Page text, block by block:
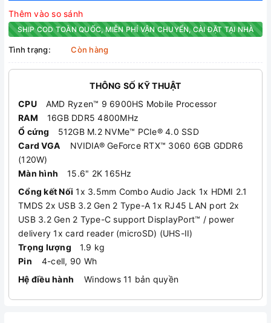
Thêm vào so sánh
SHIP COD TOÀN QUỐC, MIỄN PHÍ VẬN CHUYỂN, CÀI ĐẶT TẠI NHÀ
Tình trạng: Còn hàng
THÔNG SỐ KỸ THUẬT
CPU
AMD Ryzen™ 9 6900HS Mobile Processor
RAM
16GB DDR5 4800MHz
Ổ cứng
512GB M.2 NVMe™ PCIe® 4.0 SSD
Card VGA NVIDIA® GeForce RTX™ 3060 6GB GDDR6
(120W)
Màn hình
15.6" 2K 165Hz
Cổng kết Nối 1x 3.5mm Combo Audio Jack 1x HDMI 2.1
TMDS 2x USB 3.2 Gen 2 Type-A 1x RJ45 LAN port 2x
USB 3.2 Gen 2 Type-C support DisplayPort™ / power
delivery 1x card reader (microSD) (UHS-II)
Trọng lượng
1.9 kg
Pin
4-cell, 90 Wh
Hệ điều hành Windows 11 bản quyền